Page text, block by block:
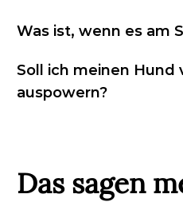
Was ist, wenn es am
Soll ich meinen Hund
auspowern?
Das sagen